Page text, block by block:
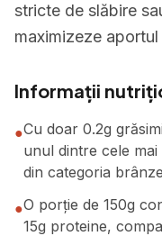
stricte de slăbire
maximizeze
Informații
●Cu doar 0.2g
unul dintre cele
din categoria
●O porție de 150g
15g proteine,